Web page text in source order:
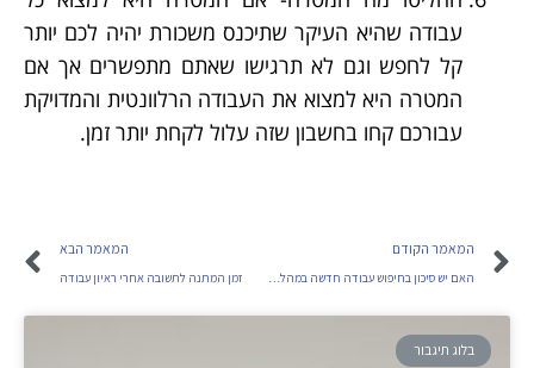
עבודה שהיא העיקר שתיכנס משכורת יהיה לכם יותר
קל לחפש וגם לא תרגישו שאתם מתפשרים אך אם
המטרה היא למצוא את העבודה הרלוונטית והמדויקת
עבורכם קחו בחשבון שזה עלול לקחת יותר זמן.
המאמר הקודם
האם יש סיכון בחיפוש עבודה חדשה במהלך עבודה?
המאמר הבא
זמן המתנה לתשובה אחרי ראיון עבודה
בלוג תיגבור